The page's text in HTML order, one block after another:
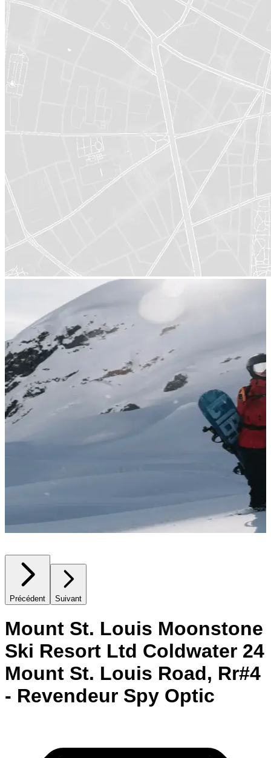
Précédent Suivant
Mount St. Louis Moonstone
Ski Resort Ltd Coldwater 24
Mount St. Louis Road, Rr#4
- Revendeur Spy Optic